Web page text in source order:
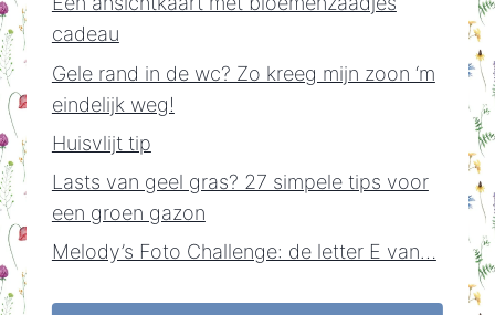
cadeau
Gele rand in de wc? Zo kreeg mijn zoon ‘m
eindelijk weg!
Huisvlijt tip
Lasts van geel gras? 27 simpele tips voor
een groen gazon
Melody’s Foto Challenge: de letter E van…